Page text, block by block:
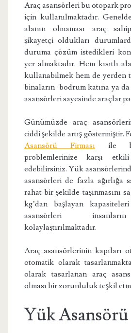
Araç asansörleri bu otopark
için kullanılmaktadır.
alanın olmaması araç
şikayetçi oldukları
duruma çözüm istedikleri
yer almaktadır. Hem kısıtlı
kullanabilmek hem de yerden
binaların bodrum katına ya
asansörleri sayesinde araçlar
Günümüzde araç
ciddi şekilde artış göstermiştir.
Asansörü Firması ile
problemlerinize karşı
edebilirsiniz. Yük
asansörleri de fazla ağırlığa
rahat bir şekilde taşınmasını
kg’dan başlayan
asansörleri
kolaylaştırılmaktadır.
Araç asansörlerinin kapıları
otomatik olarak
olarak tasarlanan araç
olması bir zorunluluk teşkil
Yük Asansörü